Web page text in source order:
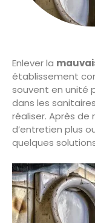
Enlever la
établissement
souvent en unité
dans les
réaliser. Après
d’entretien plus
quelques